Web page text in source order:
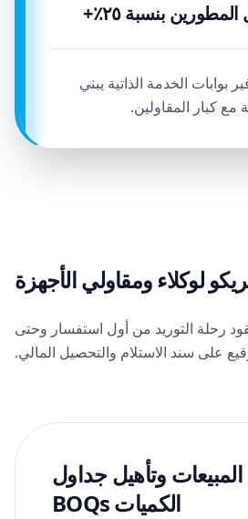
بنسبة ٢٥٪+
بوابات الخدمة الذاتية يبني
كبار المقاولين.
لوكلاء ومقاولي الأجهزة
رحلة التوريد من أول استفسار وحتى
على سند الاستلام والتحصيل المالي.
وتأهيل جداول
الكميات BOQs